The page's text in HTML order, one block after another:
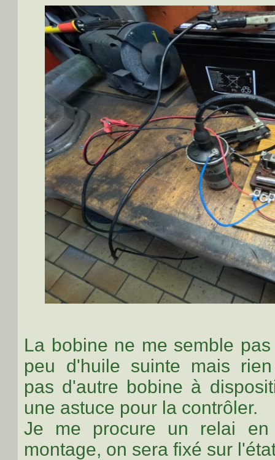
La bobine ne me semble
peu d'huile suinte mais
pas d'autre bobine à
une astuce pour la contrôler.
Je me procure un relai
montage, on sera fixé sur